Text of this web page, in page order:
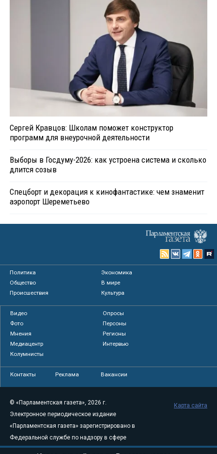
Сергей Кравцов: Школам поможет конструктор
программ для внеурочной деятельности
Выборы в Госдуму-2026: как устроена система и сколько
длится созыв
Спецборт и декорация к кинофантастике: чем знаменит
аэропорт Шереметьево
Политика
Экономика
Общество
В мире
Происшествия
Культура
Видео
Опросы
Фото
Персоны
Мнения
Регионы
Медиацентр
Интервью
Колумнисты
Контакты Реклама Вакансии
© «Парламентская газета», 2026 г.
Электронное периодическое издание
«Парламентская газета» зарегистрировано в
Федеральной службе по надзору в сфере
связи, информационных технологий и
Карта сайта